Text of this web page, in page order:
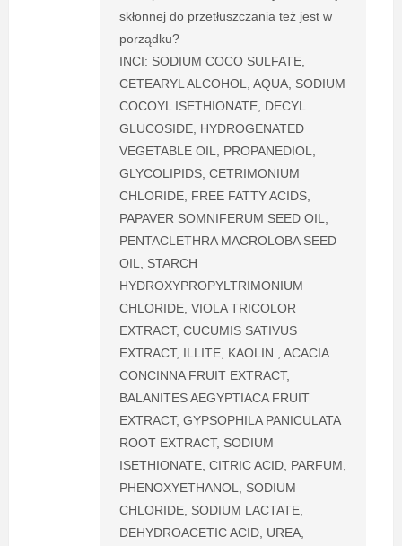
skłonnej do przetłuszczania też jest w
porządku?
INCI: SODIUM COCO SULFATE,
CETEARYL ALCOHOL, AQUA, SODIUM
COCOYL ISETHIONATE, DECYL
GLUCOSIDE, HYDROGENATED
VEGETABLE OIL, PROPANEDIOL,
GLYCOLIPIDS, CETRIMONIUM
CHLORIDE, FREE FATTY ACIDS,
PAPAVER SOMNIFERUM SEED OIL,
PENTACLETHRA MACROLOBA SEED
OIL, STARCH
HYDROXYPROPYLTRIMONIUM
CHLORIDE, VIOLA TRICOLOR
EXTRACT, CUCUMIS SATIVUS
EXTRACT, ILLITE, KAOLIN , ACACIA
CONCINNA FRUIT EXTRACT,
BALANITES AEGYPTIACA FRUIT
EXTRACT, GYPSOPHILA PANICULATA
ROOT EXTRACT, SODIUM
ISETHIONATE, CITRIC ACID, PARFUM,
PHENOXYETHANOL, SODIUM
CHLORIDE, SODIUM LACTATE,
DEHYDROACETIC ACID, UREA,